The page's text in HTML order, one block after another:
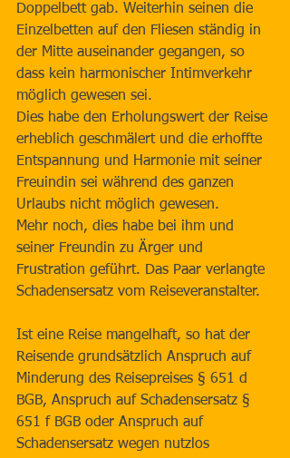
Doppelbett gab. Weiterhin seinen die
Einzelbetten auf den Fliesen ständig in
der Mitte auseinander gegangen, so
dass kein harmonischer Intimverkehr
möglich gewesen sei.
Dies habe den Erholungswert der Reise
erheblich geschmälert und die erhoffte
Entspannung und Harmonie mit seiner
Freuindin sei während des ganzen
Urlaubs nicht möglich gewesen.
Mehr noch, dies habe bei ihm und
seiner Freundin zu Ärger und
Frustration geführt. Das Paar verlangte
Schadensersatz vom Reiseveranstalter.
Ist eine Reise mangelhaft, so hat der
Reisende grundsätzlich Anspruch auf
Minderung des Reisepreises § 651 d
BGB, Anspruch auf Schadensersatz §
651 f BGB oder Anspruch auf
Schadensersatz wegen nutzlos